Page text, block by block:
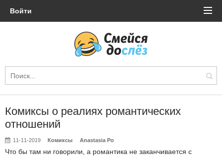
Войти
Комиксы о реалиях романтических
отношений
11-11-2019 Комиксы Anastasia Po
Что бы там ни говорили, а романтика не заканчивается с